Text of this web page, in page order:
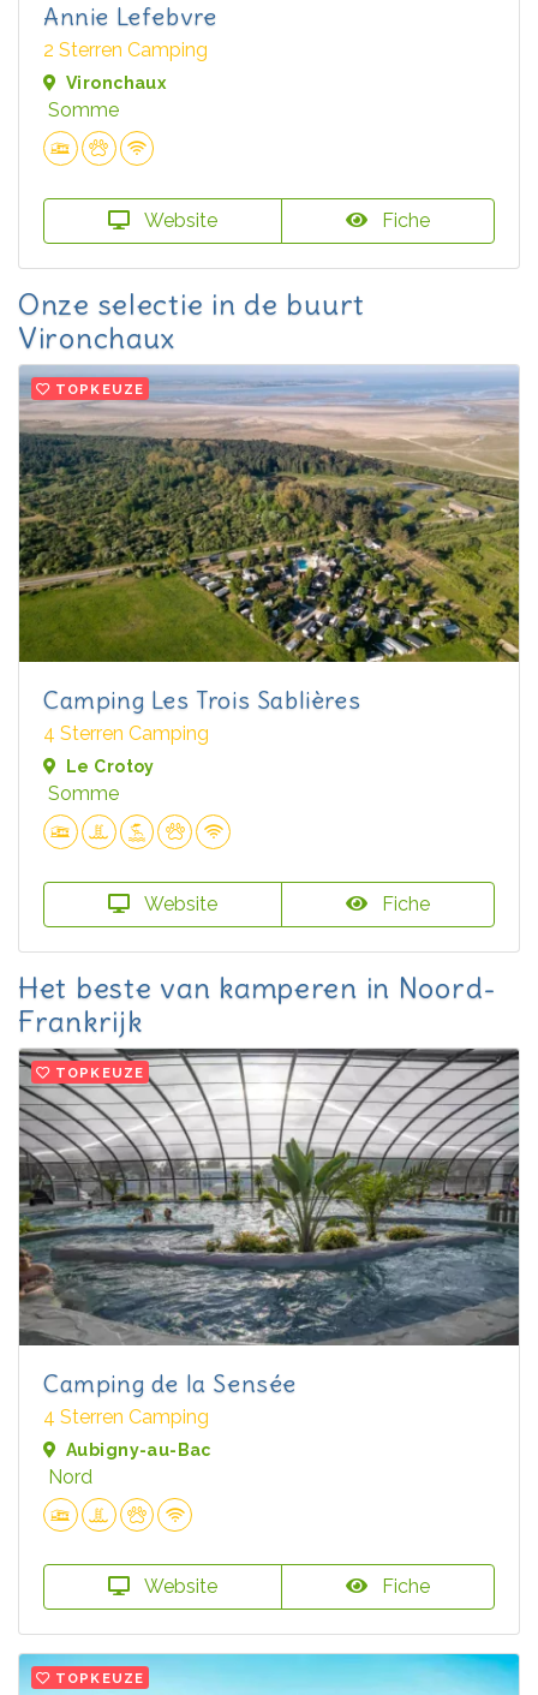
Annie Lefebvre
2 Sterren Camping
Vironchaux
Somme
Website Fiche
Onze selectie in de buurt
Vironchaux
TOPKEUZE
Camping Les Trois Sablières
4 Sterren Camping
Le Crotoy
Somme
Website Fiche
Het beste van kamperen in Noord-
Frankrijk
TOPKEUZE
Camping de la Sensée
4 Sterren Camping
Aubigny-au-Bac
Nord
Website Fiche
TOPKEUZE